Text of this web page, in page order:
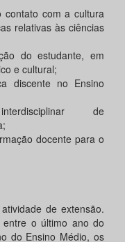
contato com a cultura
relativas às ciências
do estudante, em
e cultural;
discente no Ensino
de
docente para o
de extensão.
o último ano do
do Ensino Médio, os